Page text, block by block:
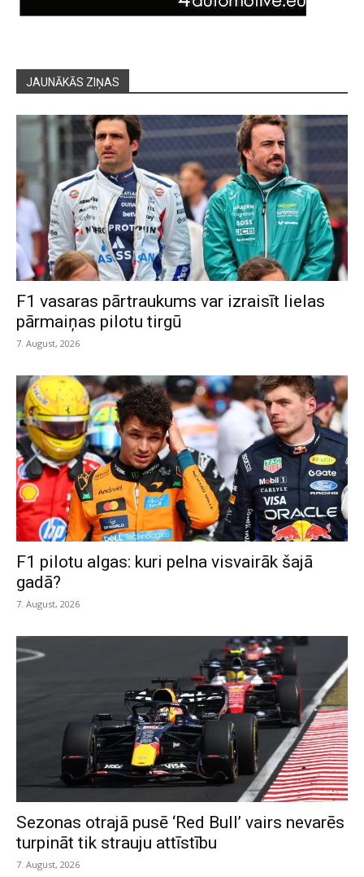
JAUNĀKĀS ZIŅAS
F1 vasaras pārtraukums var izraisīt lielas
pārmaiņas pilotu tirgū
7. August, 2026
F1 pilotu algas: kuri pelna visvairāk šajā
gadā?
7. August, 2026
Sezonas otrajā pusē ‘Red Bull’ vairs nevarēs
turpināt tik strauju attīstību
7. August, 2026